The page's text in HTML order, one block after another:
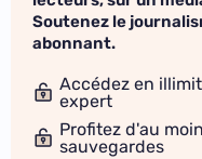
Soutenez le
abonnant.
Accédez en
expert
Profitez d'au
sauvegardes